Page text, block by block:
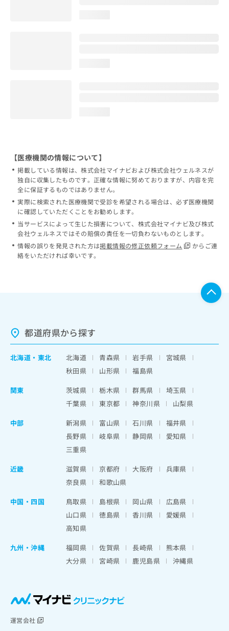
【医療機関の情報について】
掲載している情報は、株式会社マイナビおよび株式会社ウェルネスが
独自に収集したものです。正確な情報に努めておりますが、内容を完
全に保証するものではありません。
実際に検索された医療機関で受診を希望される場合は、必ず医療機関
に確認していただくことをお勧めします。
当サービスによって生じた損害について、株式会社マイナビ及び株式
会社ウェルネスではその賠償の責任を一切負わないものとします。
情報の誤りを発見された方は掲載情報の修正依頼フォーム
からご連
絡をいただければ幸いです。
都道府県から探す
北海道 ・ 東北 北海道 青森県 岩手県
宮城県
秋田県
山形県
福島県
関東
茨城県 栃木県 群馬県
埼玉県
千葉県
東京都 神奈川県
山梨県
中部
新潟県 富山県 石川県
福井県
長野県
岐阜県 静岡県
愛知県
三重県
近畿
滋賀県 京都府 大阪府
兵庫県
奈良県
和歌山県
中国・四国
鳥取県 島根県 岡山県
広島県
山口県
徳島県 香川県
愛媛県
高知県
九州・沖縄
福岡県 佐賀県 長崎県
熊本県
大分県
宮崎県 鹿児島県 沖縄県
運営会社